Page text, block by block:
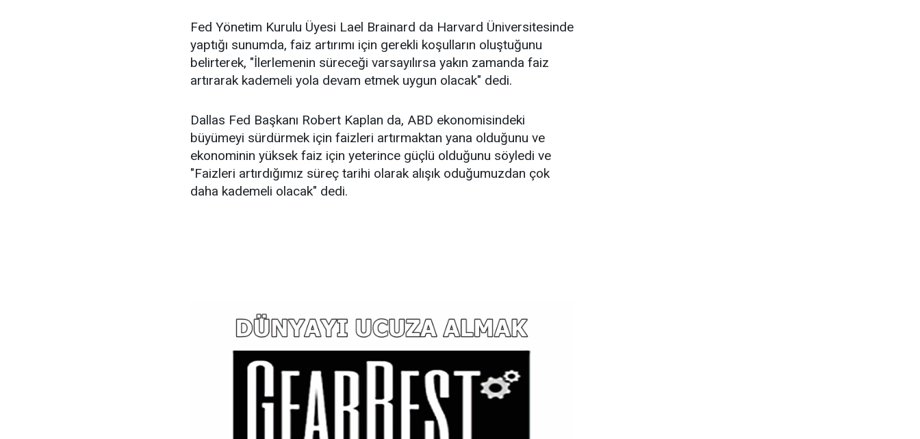
Fed Yönetim Kurulu Üyesi Lael Brainard da Harvard Üniversitesinde
yaptığı sunumda, faiz artırımı için gerekli koşulların oluştuğunu
belirterek, "İlerlemenin süreceği varsayılırsa yakın zamanda faiz
artırarak kademeli yola devam etmek uygun olacak" dedi.
Dallas Fed Başkanı Robert Kaplan da, ABD ekonomisindeki
büyümeyi sürdürmek için faizleri artırmaktan yana olduğunu ve
ekonominin yüksek faiz için yeterince güçlü olduğunu söyledi ve
"Faizleri artırdığımız süreç tarihi olarak alışık oduğumuzdan çok
daha kademeli olacak" dedi.